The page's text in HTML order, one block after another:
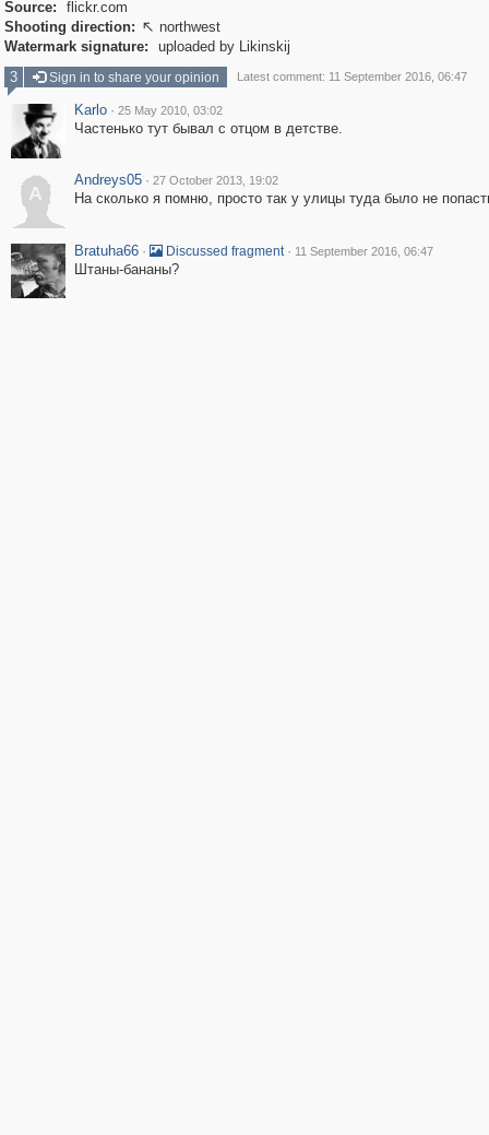
Source:
flickr.com
Shooting direction:  northwest
Watermark signature:
uploaded by Likinskij
3
Sign in to share your opinion Latest comment: 11 September 2016, 06:47
Karlo · 25 May 2010, 03:02
Частенько тут бывал с отцом в детстве.
A
Andreys05 · 27 October 2013, 19:02
На сколько я помню, просто так у улицы туда было не
Bratuha66 · Discussed fragment · 11 September 2016, 06:47
Штаны-бананы?